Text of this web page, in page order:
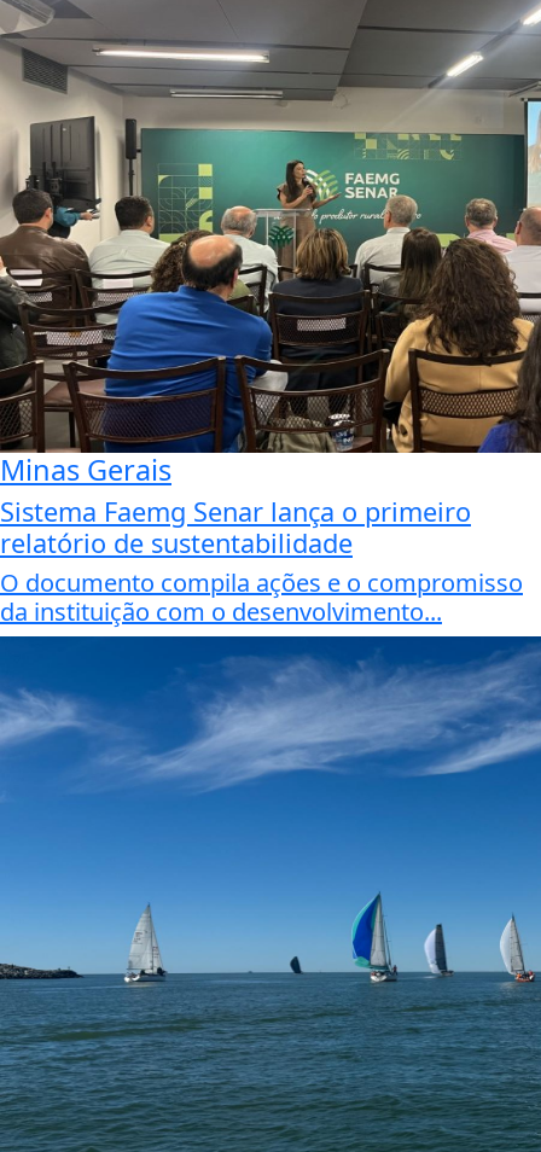
Minas Gerais
Sistema Faemg Senar lança o primeiro
relatório de sustentabilidade
O documento compila ações e o compromisso
da instituição com o desenvolvimento...